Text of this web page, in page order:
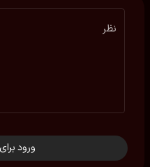
نظر
ورود